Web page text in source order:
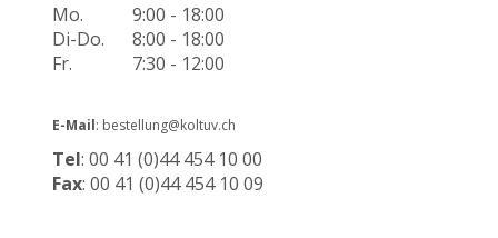
Mo.
9:00 - 18:00
Di-Do.
8:00 - 18:00
Fr.
7:30 - 12:00
E-Mail: bestellung@koltuv.ch
Tel: 00 41 (0)44 454 10 00
Fax: 00 41 (0)44 454 10 09